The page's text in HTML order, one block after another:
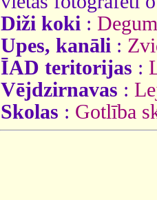
Diži koki :
Upes, kanāli :
ĪAD teritorijas :
Vējdzirnavas :
Skolas : Gotlība